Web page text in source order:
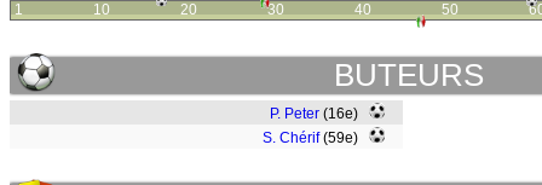
1 10 20 30 40 50
BUTEURS
P. Peter (16e)
S. Chérif(59e)